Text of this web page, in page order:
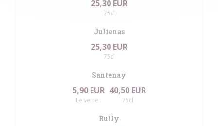
25,30 EUR
75cl
Julienas
25,30 EUR
75cl
Santenay
5,90 EUR
Le verre .
40,50 EUR
75cl
Rully